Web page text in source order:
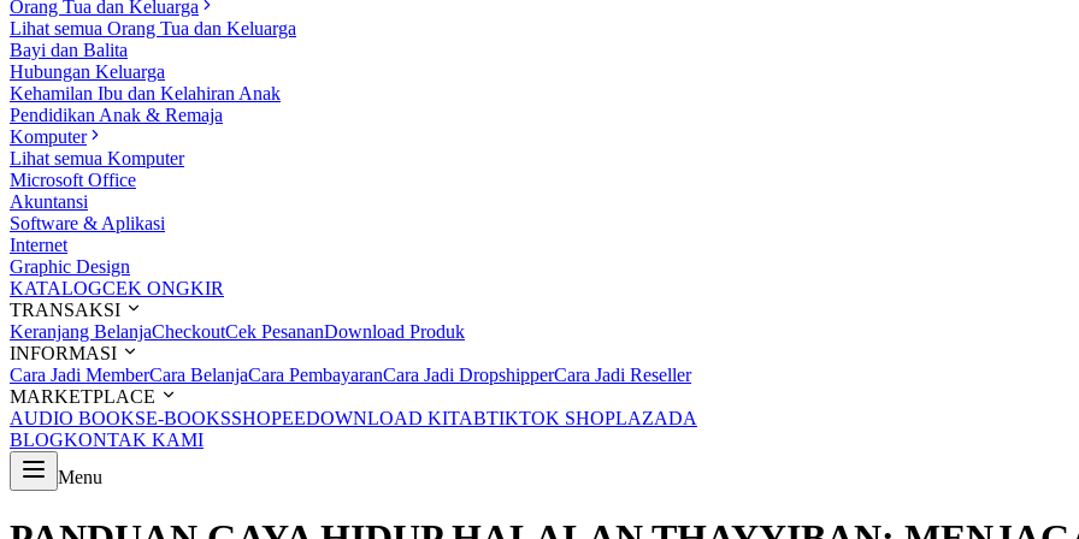
Orang Tua dan Keluarga
Lihat semua Orang Tua dan Keluarga
Bayi dan Balita
Hubungan Keluarga
Kehamilan Ibu dan Kelahiran Anak
Pendidikan Anak & Remaja
Komputer
Lihat semua Komputer
Microsoft Office
Akuntansi
Software & Aplikasi
Internet
Graphic Design
KATALOGCEK ONGKIR
TRANSAKSI
Keranjang BelanjaCheckoutCek PesananDownload Produk
INFORMASI
Cara Jadi MemberCara BelanjaCara PembayaranCara Jadi DropshipperCara Jadi Reseller
MARKETPLACE
AUDIO BOOKSE-BOOKSSHOPEEDOWNLOAD KITABTIKTOK SHOPLAZADA
BLOGKONTAK KAMI
Menu